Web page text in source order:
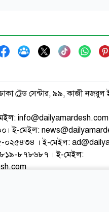
ট্রেড সেন্টার, ৯৯, কাজী
info@dailyamardesh.com
ই-মেইল:
০২৫৪৩৪ । ই-মেইল:
৮৭৮৬৮৭ । ই-মেইল: